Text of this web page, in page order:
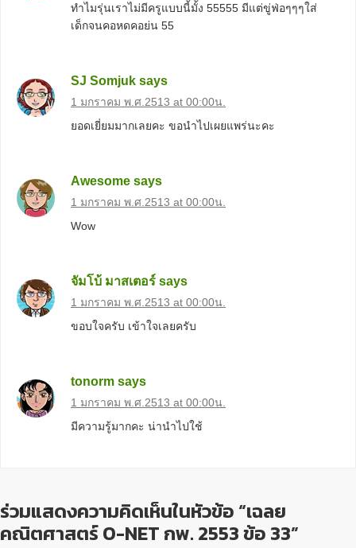
ทำไมรุ่นเราไม่มีครูแบบนี้มั้ง 55555 มีแต่ขู่ฟ่อๆๆๆใส่
เด็กจนคอหดคอย่น 55
SJ Somjuk says
1 มกราคม พ.ศ.2513 at 00:00น.
ยอดเยี่ยมมากเลยคะ ขอนำไปเผยแพร่นะคะ
Awesome says
1 มกราคม พ.ศ.2513 at 00:00น.
Wow
จัมโบ้ มาสเตอร์ says
1 มกราคม พ.ศ.2513 at 00:00น.
ขอบใจครับ เข้าใจเลยครับ
tonorm says
1 มกราคม พ.ศ.2513 at 00:00น.
มีความรู้มากคะ น่านำไปใช้
ร่วมแสดงความคิดเห็นในหัวข้อ “เฉลย
คณิตศาสตร์ O-NET กพ. 2553 ข้อ 33”